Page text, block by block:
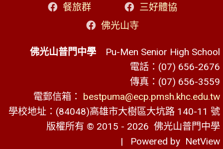
餐旅群
三好體協
佛光山寺
佛光山普門中學 Pu-Men Senior High School
電話：(07) 656-2676
傳真：(07) 656-3559
電郵信箱： bestpuma@ecp.pmsh.khc.edu.tw
學校地址：(84048)高雄市大樹區大坑路 140-11 號
版權所有 © 2015 - 2026 佛光山普門中學
| Powered by NetView